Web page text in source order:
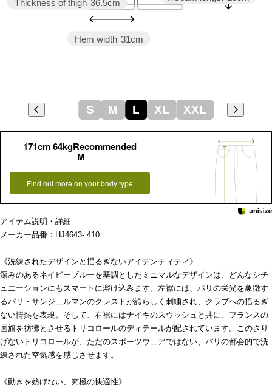
Hem width 31cm
Thickness of thigh 36.5cm
S M L XL XXL
171cm 64kgRecommended
M
Find out more on your body type
アイテム説明・詳細
メーカー品番：HJ4643- 410
《洗練されたデザインと揺るぎないアイデンティティ》
深みのあるネイビーブルーを基調としたミニマルなデザインは、どんなシチ
ュエーションにもスマートに溶け込みます。左裾には、パリの栄光を象徴す
るパリ・サンジェルマンのクレストが誇らしく刺繍され、クラブへの揺るぎ
ない情熱を表現。そして、右裾にはナイキのスウッシュと共に、フランスの
国旗を彷彿とさせるトリコロールのディテールが配されています。このさり
げないトリコロールが、ただのスポーツウェアではない、パリの都会的で洗
練された空気感を感じさせます。
《動きを妨げない、究極の快適性》